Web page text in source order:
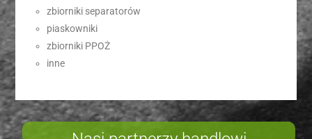
zbiorniki separatorów
piaskowniki
zbiorniki PPOŻ
inne